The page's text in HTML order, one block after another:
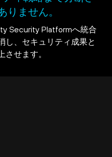
りません。
Security Platformへ統合
し、セキュリティ成果と
させます。